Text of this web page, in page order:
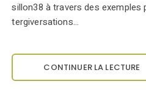
sillon38 à travers des exemples
tergiversations…
CONTINUER LA LECTURE